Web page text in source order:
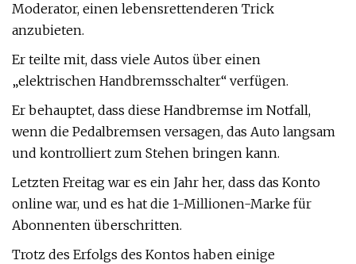
Moderator, einen lebensrettenderen Trick
anzubieten.
Er teilte mit, dass viele Autos über einen
„elektrischen Handbremsschalter“ verfügen.
Er behauptet, dass diese Handbremse im Notfall,
wenn die Pedalbremsen versagen, das Auto langsam
und kontrolliert zum Stehen bringen kann.
Letzten Freitag war es ein Jahr her, dass das Konto
online war, und es hat die 1-Millionen-Marke für
Abonnenten überschritten.
Trotz des Erfolgs des Kontos haben einige